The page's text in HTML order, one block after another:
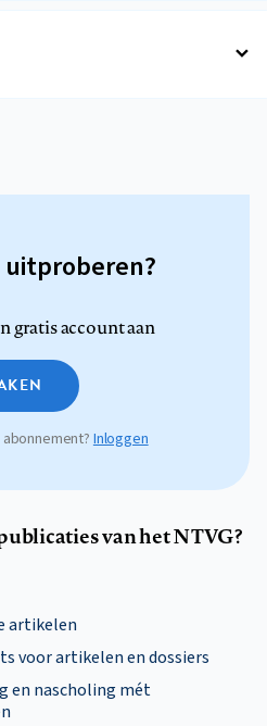
uitproberen?
gratis account aan
abonnement?Inloggen
van het NTVG?
artikelen
voor artikelen en dossiers
en nascholing mét